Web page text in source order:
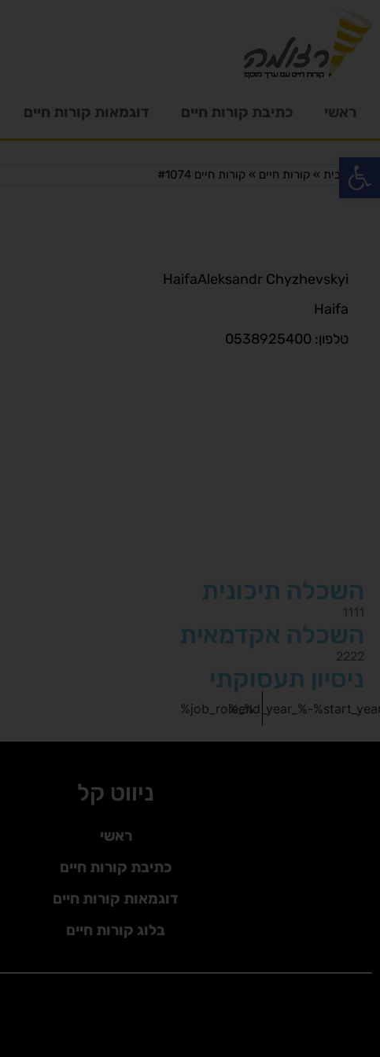
פתח סרגל נגישות
ראשי כתיבת קורות חיים דוגמאות קורות חיים
דף הבית » קורות חיים » קורות חיים #1074
Aleksandr Chyzhevskyi
Haifa
Haifa
טלפון: 0538925400
השכלה תיכונית
1111
השכלה אקדמאית
2222
ניסיון תעסוקתי
-
%_end_year%
%_job_role%
ניווט קל
ראשי
כתיבת קורות חיים
דוגמאות קורות חיים
בלוג קורות חיים